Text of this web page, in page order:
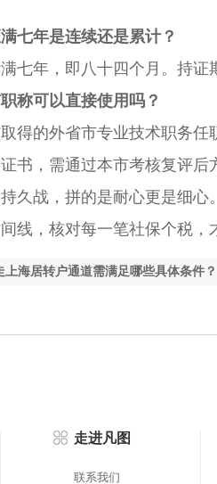
七年是连续还是累计？
年，即八十四个月。持证
称可以直接使用吗？
的外省市专业技术职务任
书，需通过本市考核复评后
战，拼的是耐心更是细心。
线，核对每一笔社保个税，
上海居转户通道需满足哪些具体条件？
走进凡图
联系我们